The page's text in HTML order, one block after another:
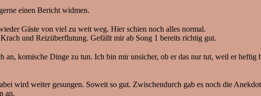
einen Bericht widmen.
Gäste von viel zu weit weg. Hier schien noch alles normal.
und Reizüberflutung. Gefällt mir ab Song 1 bereits richtig gut.
an, komische Dinge zu tun. Ich bin mir unsicher, ob er das nur tut, weil er
wird weiter gesungen. Soweit so gut. Zwischendurch gab es noch die
an.